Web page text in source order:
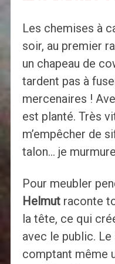
Les chemises à
soir, au premier
un chapeau de
tardent pas à
mercenaires !
est planté. Très
m’empêcher de
talon… je
Pour meubler
Helmutraconte
la tête, ce qui
avec le public.
comptant même